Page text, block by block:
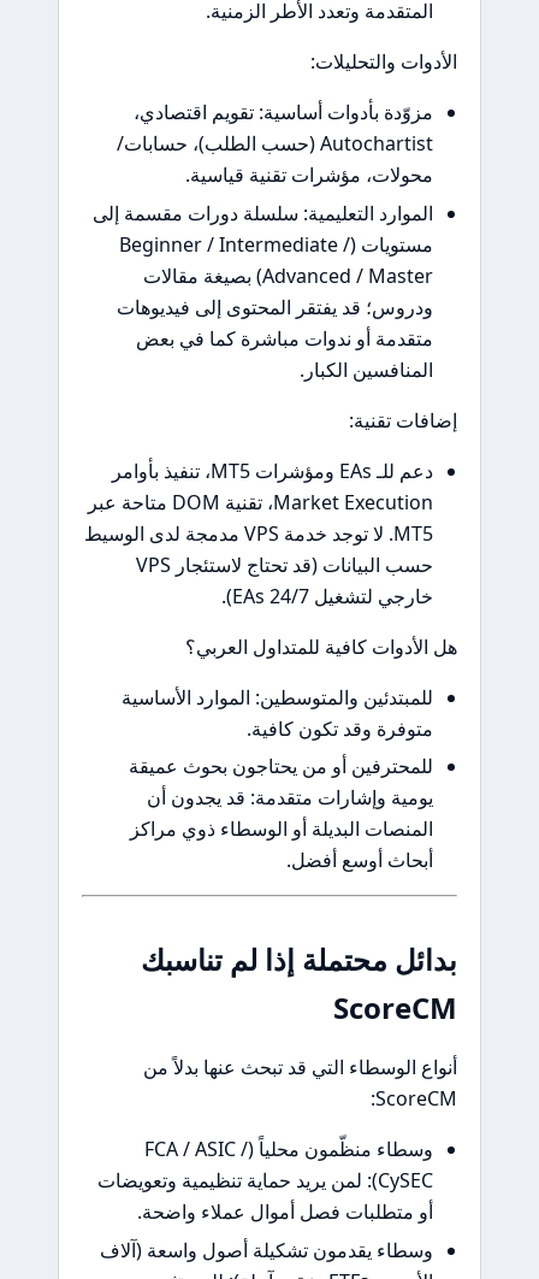
المتقدمة وتعدد الأطر الزمنية.
الأدوات والتحليلات:
مزوّدة بأدوات أساسية: تقويم اقتصادي،
Autochartist (حسب الطلب)، حسابات/
محولات، مؤشرات تقنية قياسية.
الموارد التعليمية: سلسلة دورات مقسمة إلى
مستويات (Beginner / Intermediate /
Advanced / Master) بصيغة مقالات
ودروس؛ قد يفتقر المحتوى إلى فيديوهات
متقدمة أو ندوات مباشرة كما في بعض
المنافسين الكبار.
إضافات تقنية:
دعم للـ EAs ومؤشرات MT5، تنفيذ بأوامر
Market Execution، تقنية DOM متاحة عبر
MT5. لا توجد خدمة VPS مدمجة لدى الوسيط
حسب البيانات (قد تحتاج لاستئجار VPS
خارجي لتشغيل EAs 24/7).
هل الأدوات كافية للمتداول العربي؟
للمبتدئين والمتوسطين: الموارد الأساسية
متوفرة وقد تكون كافية.
للمحترفين أو من يحتاجون بحوث عميقة
يومية وإشارات متقدمة: قد يجدون أن
المنصات البديلة أو الوسطاء ذوي مراكز
أبحاث أوسع أفضل.
بدائل محتملة إذا لم تناسبك
ScoreCM
أنواع الوسطاء التي قد تبحث عنها بدلاً من
ScoreCM:
وسطاء منظّمون محلياً (FCA / ASIC /
CySEC): لمن يريد حماية تنظيمية وتعويضات
أو متطلبات فصل أموال عملاء واضحة.
وسطاء يقدمون تشكيلة أصول واسعة (آلاف